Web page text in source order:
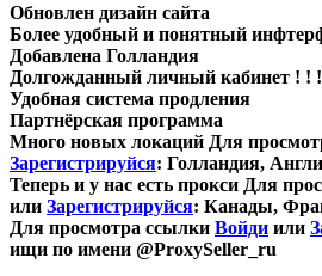
Обновлен дизайн сайта
Более удобный и понятный
Добавлена Голландия
Долгожданный личный кабинет ! ! !
Удобная система продления
Партнёрская программа
Много новых локаций Для
Зарегистрируйся: Голландия,
Теперь и у нас есть прокси Для
или Зарегистрируйся: Канады,
Для просмотра ссылки Войди или
ищи по имени @ProxySeller_ru